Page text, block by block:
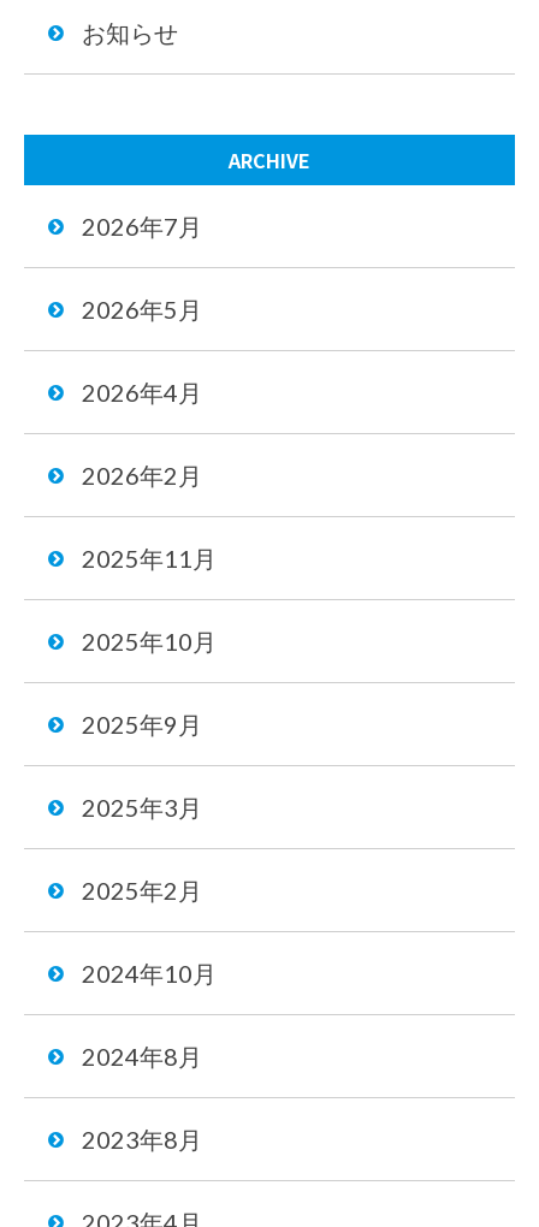
お知らせ
ARCHIVE
2026年7月
2026年5月
2026年4月
2026年2月
2025年11月
2025年10月
2025年9月
2025年3月
2025年2月
2024年10月
2024年8月
2023年8月